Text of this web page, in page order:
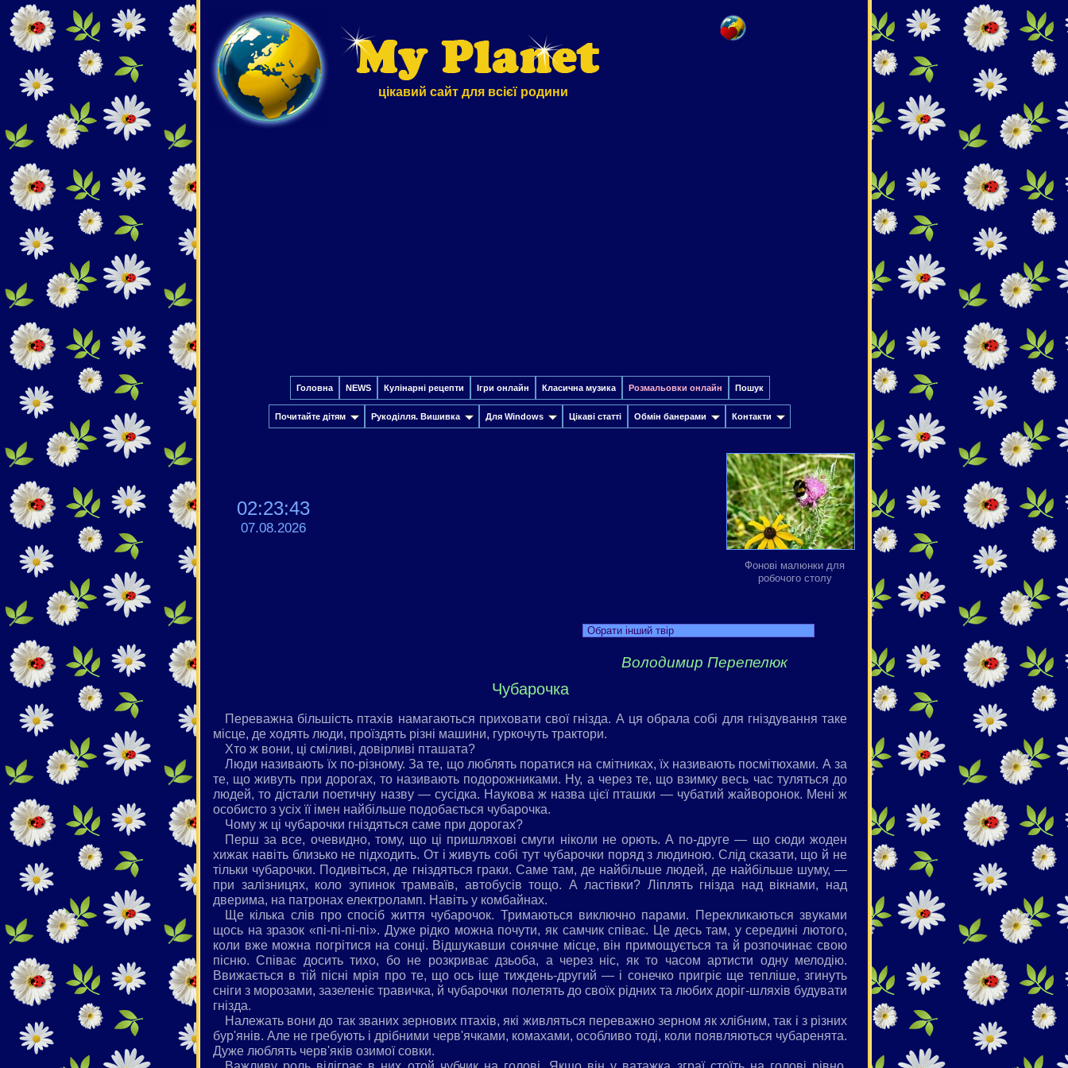
цікавий сайт для всієї родини
Головна NEWS Кулінарні рецепти Ігри онлайн Класична музика Розмальовки онлайн Пошук
Почитайте дітям Рукоділля. Вишивка Для Windows Цікаві статті Обмін банерами Контакти
02:23:43
07.08.2026
Фонові малюнки для
робочого столу
Обрати інший твір
Володимир Перепелюк
Чубарочка
Переважна більшість птахів намагаються приховати свої гнізда. А ця обрала собі для гніздування таке
місце, де ходять люди, проїздять різні машини, гуркочуть трактори.
Хто ж вони, ці сміливі, довірливі пташата?
Люди називають їх по-різному. За те, що люблять поратися на смітниках, їх називають посмітюхами. А за
те, що живуть при дорогах, то називають подорожниками. Ну, а через те, що взимку весь час туляться до
людей, то дістали поетичну назву — сусідка. Наукова ж назва цієї пташки — чубатий жайворонок. Мені ж
особисто з усіх її імен найбільше подобається чубарочка.
Чому ж ці чубарочки гніздяться саме при дорогах?
Перш за все, очевидно, тому, що ці пришляхові смуги ніколи не орють. А по-друге — що сюди жоден
хижак навіть близько не підходить. От і живуть собі тут чубарочки поряд з людиною. Слід сказати, що й не
тільки чубарочки. Подивіться, де гніздяться граки. Саме там, де найбільше людей, де найбільше шуму, —
при залізницях, коло зупинок трамваїв, автобусів тощо. А ластівки? Ліплять гнізда над вікнами, над
дверима, на патронах електроламп. Навіть у комбайнах.
Ще кілька слів про спосіб життя чубарочок. Тримаються виключно парами. Перекликаються звуками
щось на зразок «пі-пі-пі-пі». Дуже рідко можна почути, як самчик співає. Це десь там, у середині лютого,
коли вже можна погрітися на сонці. Відшукавши сонячне місце, він примощується та й розпочинає свою
пісню. Співає досить тихо, бо не розкриває дзьоба, а через ніс, як то часом артисти одну мелодію.
Ввижається в тій пісні мрія про те, що ось іще тиждень-другий — і сонечко пригріє ще тепліше, згинуть
сніги з морозами, зазеленіє травичка, й чубарочки полетять до своїх рідних та любих доріг-шляхів будувати
гнізда.
Належать вони до так званих зернових птахів, які живляться переважно зерном як хлібним, так і з різних
бур'янів. Але не гребують і дрібними черв'ячками, комахами, особливо тоді, коли появляються чубаренята.
Дуже люблять черв'яків озимої совки.